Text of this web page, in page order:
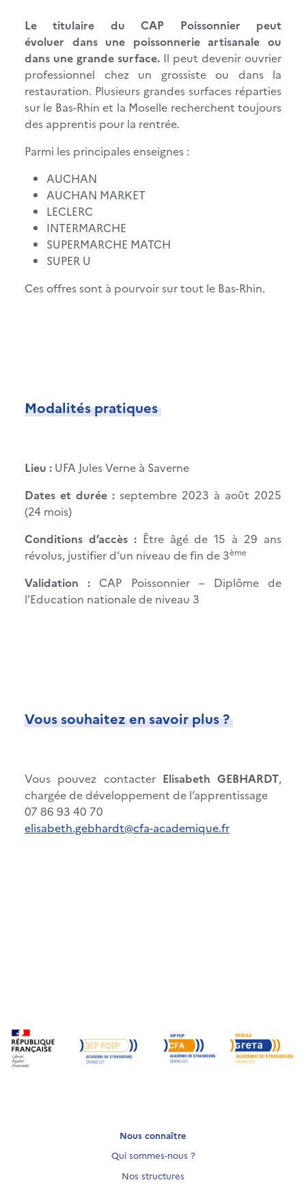
Le titulaire du CAP Poissonnier peut
évoluer dans une poissonnerie artisanale ou
dans une grande surface. Il peut devenir ouvrier
professionnel chez un grossiste ou dans la
restauration. Plusieurs grandes surfaces réparties
sur le Bas-Rhin et la Moselle recherchent toujours
des apprentis pour la rentrée.
Parmi les principales enseignes :
AUCHAN
AUCHAN MARKET
LECLERC
INTERMARCHE
SUPERMARCHE MATCH
SUPER U
Ces offres sont à pourvoir sur tout le Bas-Rhin.
Modalités pratiques
Lieu : UFA Jules Verne à Saverne
Dates et durée : septembre 2023 à août 2025
(24 mois)
Conditions d’accès :Être âgé de 15 à 29 ans
révolus, justifier d’un niveau de fin de 3ème
Validation : CAP Poissonnier – Diplôme de
l’Education nationale de niveau 3
Vous souhaitez en savoir plus ?
Vous pouvez contacter Elisabeth GEBHARDT,
chargée de développement de l’apprentissage
07 86 93 40 70
elisabeth.gebhardt@cfa-academique.fr
Nous connaître
Qui sommes-nous ?
Nos structures